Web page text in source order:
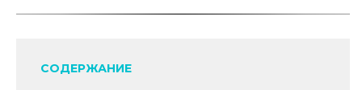
Объекты НМА
СОДЕРЖАНИЕ